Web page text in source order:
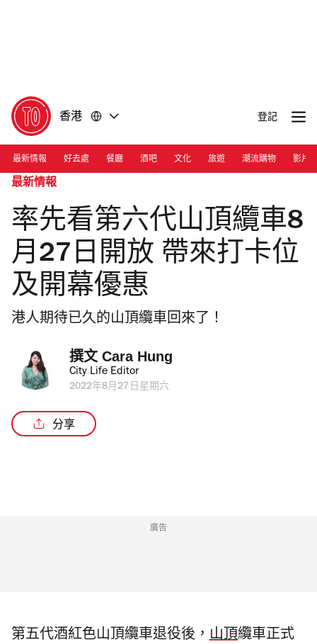
香港 登記
最新情報 好去處 餐廳 酒吧 文化 旅遊 潮流購物 影片
最新情報
率先看第六代山頂纜車8
月27日開放 帶來打卡位
及開幕優惠
港人期待已久的山頂纜車回來了！
撰文 Cara Hung
City Life Editor
2022年8月27日星期六
分享
廣告
第五代酒紅色山頂纜車退役後， 山頂纜車正式